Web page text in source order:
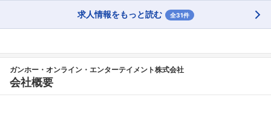
求人情報をもっと読む 全31件
ガンホー・オンライン・エンターテイメント株式会社
会社概要